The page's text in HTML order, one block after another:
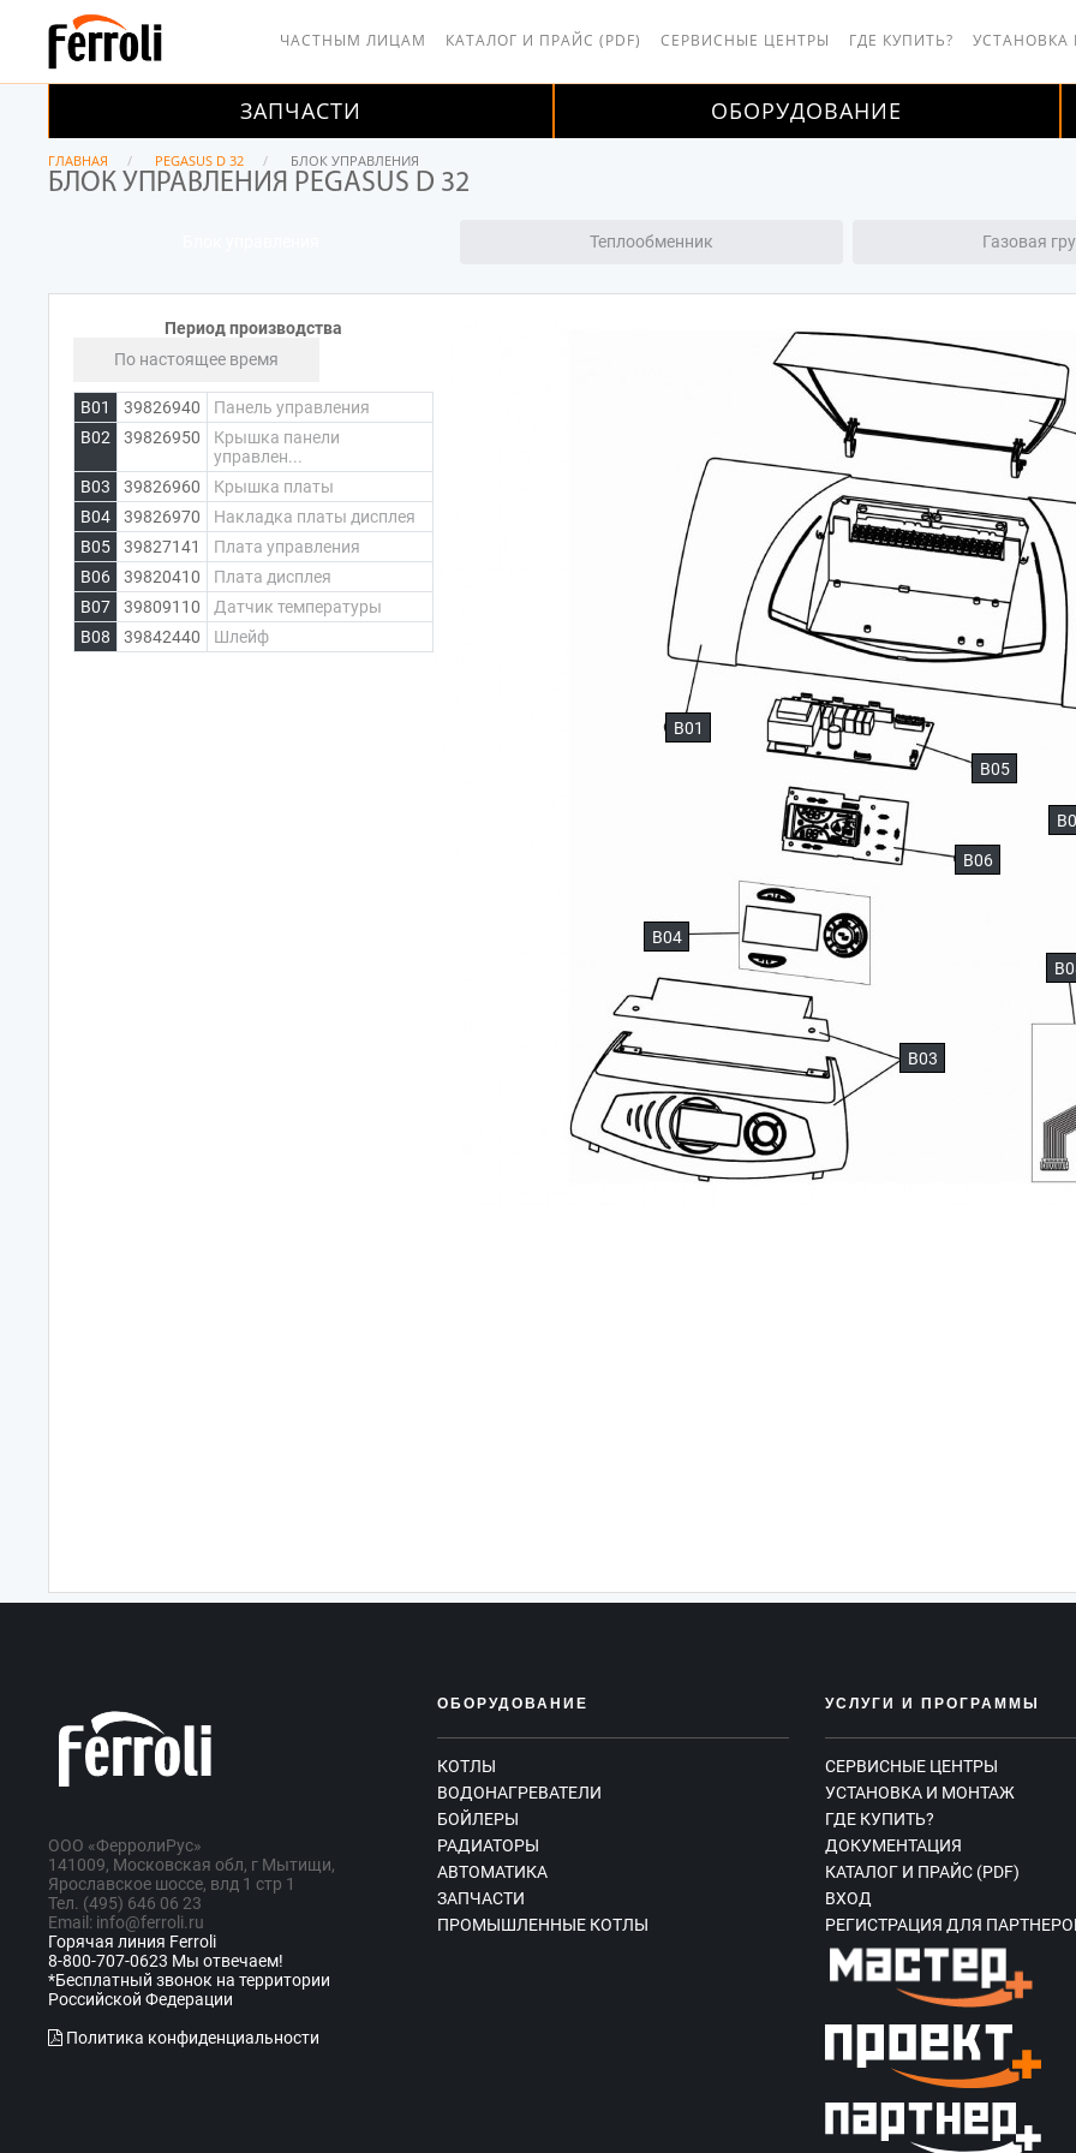
ЧАСТНЫМ ЛИЦАМ КАТАЛОГ И ПРАЙС (PDF) СЕРВИСНЫЕ ЦЕНТРЫ ГДЕ КУПИТЬ?
ЗАПЧАСТИ ОБОРУДОВАНИЕ
ГЛАВНАЯ PEGASUS D 32 БЛОК УПРАВЛЕНИЯ
БЛОК УПРАВЛЕНИЯ PEGASUS D 32
Теплообменник Газовая
Период производства
По настоящее время
B01 39826940
Панель управления
B02
39826950
Крышка панели
управлен...
B03
39826960
Крышка платы
B04
39826970
Накладка платы дисплея
B05
39827141
Плата управления
B06
39820410
Плата дисплея
B07
39809110
Датчик температуры
B08
39842440 Шлейф
B01
B03
B04
B05
B06
ООО «ФерролиРус»
141009, Московская обл, г Мытищи,
Ярославское шоссе, влд 1 стр 1
Тел. (495) 646 06 23
Email: info@ferroli.ru
Горячая линия Ferroli
8-800-707-0623 Мы отвечаем!
*Бесплатный звонок на территории
Российской Федерации
Политика конфиденциальности
ОБОРУДОВАНИЕ
КОТЛЫ
ВОДОНАГРЕВАТЕЛИ
БОЙЛЕРЫ
РАДИАТОРЫ
АВТОМАТИКА
ЗАПЧАСТИ
ПРОМЫШЛЕННЫЕ КОТЛЫ
УСЛУГИ И ПРОГРАММЫ
СЕРВИСНЫЕ ЦЕНТРЫ
УСТАНОВКА И МОНТАЖ
ГДЕ КУПИТЬ?
ДОКУМЕНТАЦИЯ
КАТАЛОГ И ПРАЙС (PDF)
ВХОД
РЕГИСТРАЦИЯ ДЛЯ